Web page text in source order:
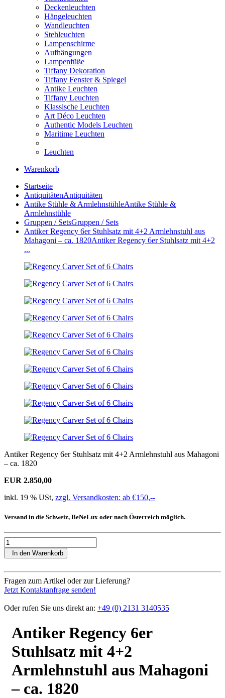
Deckenleuchten
Hängeleuchten
Wandleuchten
Stehleuchten
Lampenschirme
Aufhängungen
Lampenfüße
Tiffany Dekoration
Tiffany Fenster & Spiegel
Antike Leuchten
Tiffany Leuchten
Klassische Leuchten
Art Déco Leuchten
Authentic Models Leuchten
Maritime Leuchten
Leuchten
Warenkorb
Startseite
AntiquitätenAntiquitäten
Antike Stühle & ArmlehnstühleAntike Stühle &
Armlehnstühle
Gruppen / SetsGruppen / Sets
Antiker Regency 6er Stuhlsatz mit 4+2 Armlehnstuhl aus
Mahagoni – ca. 1820Antiker Regency 6er Stuhlsatz mit 4+2
...
Antiker Regency 6er Stuhlsatz mit 4+2 Armlehnstuhl aus Mahagoni
– ca. 1820
EUR 2.850,00
inkl. 19 % USt, zzgl. Versandkosten: ab €150,--
Versand in die Schweiz, BeNeLux oder nach Österreich möglich.
In den Warenkorb
Fragen zum Artikel oder zur Lieferung?
Jetzt Kontaktanfrage senden!
Oder rufen Sie uns direkt an: +49 (0) 2131 3140535
Antiker Regency 6er
Stuhlsatz mit 4+2
Armlehnstuhl aus Mahagoni
– ca. 1820